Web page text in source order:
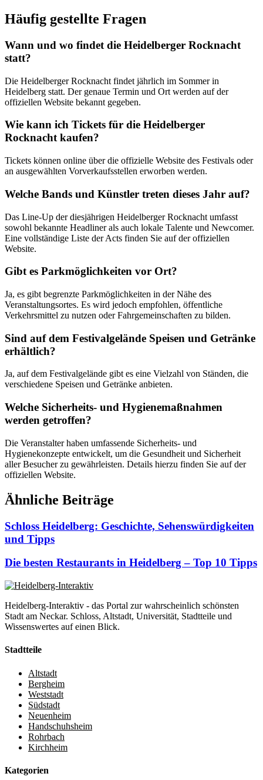
Häufig gestellte Fragen
Wann und wo findet die Heidelberger Rocknacht
statt?
Die Heidelberger Rocknacht findet jährlich im Sommer in
Heidelberg statt. Der genaue Termin und Ort werden auf der
offiziellen Website bekannt gegeben.
Wie kann ich Tickets für die Heidelberger
Rocknacht kaufen?
Tickets können online über die offizielle Website des Festivals oder
an ausgewählten Vorverkaufsstellen erworben werden.
Welche Bands und Künstler treten dieses Jahr auf?
Das Line-Up der diesjährigen Heidelberger Rocknacht umfasst
sowohl bekannte Headliner als auch lokale Talente und Newcomer.
Eine vollständige Liste der Acts finden Sie auf der offiziellen
Website.
Gibt es Parkmöglichkeiten vor Ort?
Ja, es gibt begrenzte Parkmöglichkeiten in der Nähe des
Veranstaltungsortes. Es wird jedoch empfohlen, öffentliche
Verkehrsmittel zu nutzen oder Fahrgemeinschaften zu bilden.
Sind auf dem Festivalgelände Speisen und Getränke
erhältlich?
Ja, auf dem Festivalgelände gibt es eine Vielzahl von Ständen, die
verschiedene Speisen und Getränke anbieten.
Welche Sicherheits- und Hygienemaßnahmen
werden getroffen?
Die Veranstalter haben umfassende Sicherheits- und
Hygienekonzepte entwickelt, um die Gesundheit und Sicherheit
aller Besucher zu gewährleisten. Details hierzu finden Sie auf der
offiziellen Website.
Ähnliche Beiträge
Schloss Heidelberg: Geschichte, Sehenswürdigkeiten
und Tipps
Die besten Restaurants in Heidelberg – Top 10 Tipps
Heidelberg-Interaktiv - das Portal zur wahrscheinlich schönsten
Stadt am Neckar. Schloss, Altstadt, Universität, Stadtteile und
Wissenswertes auf einen Blick.
Stadtteile
Altstadt
Bergheim
Weststadt
Südstadt
Neuenheim
Handschuhsheim
Rohrbach
Kirchheim
Kategorien